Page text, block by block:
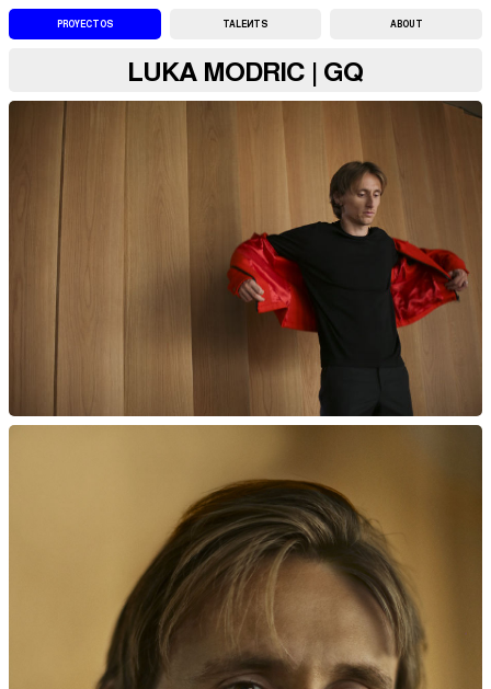
PROYECTOS TALENTS ABOUT
LUKA MODRIC | GQ